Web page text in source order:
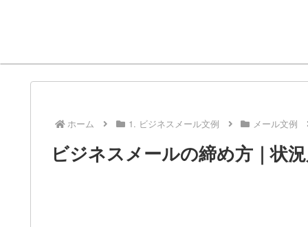
ホーム 1. ビジネスメール文例 メール文例
ビジネスメールの締め方｜状